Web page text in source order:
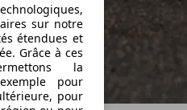
sur notre
étendues et
Grâce à ces
la
pour
pour